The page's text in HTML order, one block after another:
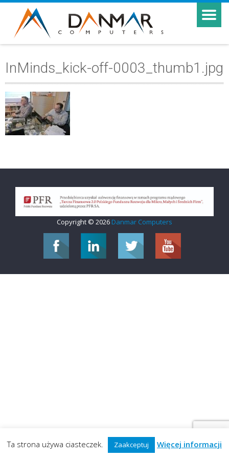
InMinds_kick-off-0003_thumb1.jpg
Copyright © 2026 Danmar Computers
Ta strona używa ciasteczek. Zaakceptuj Więcej informacji